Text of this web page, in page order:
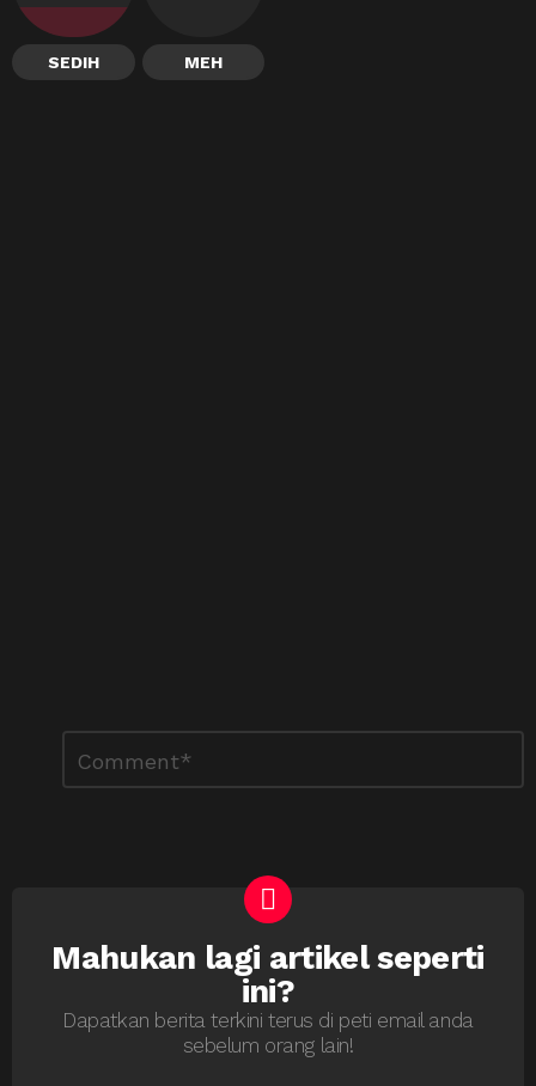
SEDIH MEH
Balasan
NEWSLETTER
Mahukan lagi artikel seperti
ini?
Dapatkan berita terkini terus di peti email anda
sebelum orang lain!